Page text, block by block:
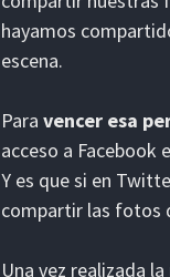
hayamos
escena.
Para vencer esa
acceso a
Y es que si en
compartir las fotos
Una vez realizada